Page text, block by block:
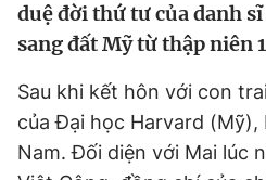
Tin thị trường
Video
Đăng xuất
duệ đời thứ tư của danh
sang đất Mỹ từ thập niên
Sau khi kết hôn với con
của Đại học Harvard (Mỹ),
Nam. Đối diện với Mai lúc